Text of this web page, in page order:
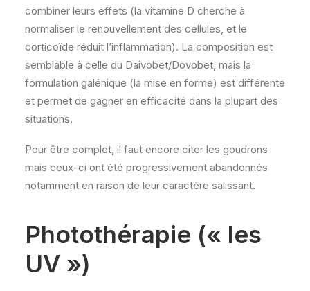
combiner leurs effets (la vitamine D cherche à
normaliser le renouvellement des cellules, et le
corticoïde réduit l’inflammation). La composition est
semblable à celle du Daivobet/Dovobet, mais la
formulation galénique (la mise en forme) est différente
et permet de gagner en efficacité dans la plupart des
situations.
Pour être complet, il faut encore citer les goudrons
mais ceux-ci ont été progressivement abandonnés
notamment en raison de leur caractère salissant.
Photothérapie (« les
UV »)